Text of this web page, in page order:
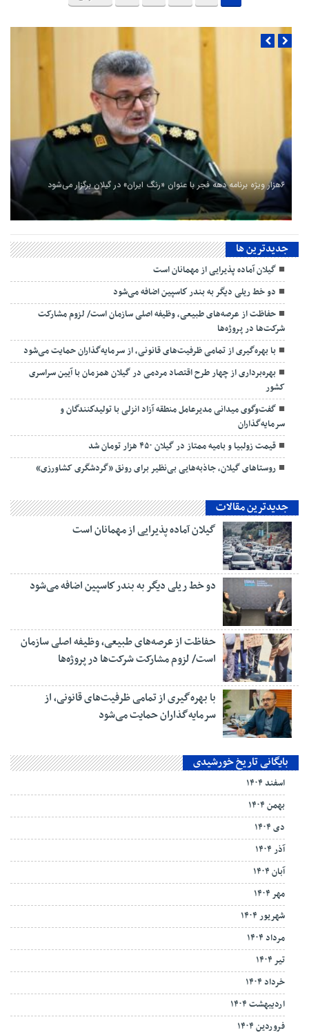
۶هزار ویژه برنامه دهه فجر با عنوان «رنگ ایران» در گیلان برگزار می‌شود
جديدترين ها
گیلان آماده پذیرایی‌ از مهمانان است
دو خط ریلی دیگر به بندر كاسپین اضافه می‌شود
حفاظت از عرصه‌های طبیعی، وظیفه اصلی سازمان است/ لزوم مشارکت
شرکت‌ها در پروژه‌ها
با بهره‌گیری از تمامی ظرفیت‌های قانونی، از سرمایه‌گذاران حمایت می‌شود
بهره‌برداری از چهار طرح اقتصاد مردمی در گیلان همزمان با آیین سراسری
کشور
گفت‌وگوی میدانی مدیرعامل منطقه آزاد انزلی با تولیدكنندگان و
سرمایه‌گذاران
قیمت زولبیا و بامیه ممتاز در گیلان ۴۵۰ هزار تومان شد
روستاهای گیلان، جاذبه‌هایی بی‌نظیر برای رونق «گردشگری کشاورزی»
جدیدترین مقالات
گیلان آماده پذیرایی‌ از مهمانان است
دو خط ریلی دیگر به بندر كاسپین اضافه می‌شود
حفاظت از عرصه‌های طبیعی، وظیفه اصلی سازمان
است/ لزوم مشارکت شرکت‌ها در پروژه‌ها
با بهره‌گیری از تمامی ظرفیت‌های قانونی، از
سرمایه‌گذاران حمایت می‌شود
بایگانی تاریخ خورشیدی
اسفند ۱۴۰۴
بهمن ۱۴۰۴
دی ۱۴۰۴
آذر ۱۴۰۴
آبان ۱۴۰۴
مهر ۱۴۰۴
شهریور ۱۴۰۴
مرداد ۱۴۰۴
تیر ۱۴۰۴
خرداد ۱۴۰۴
اردیبهشت ۱۴۰۴
فروردین ۱۴۰۴